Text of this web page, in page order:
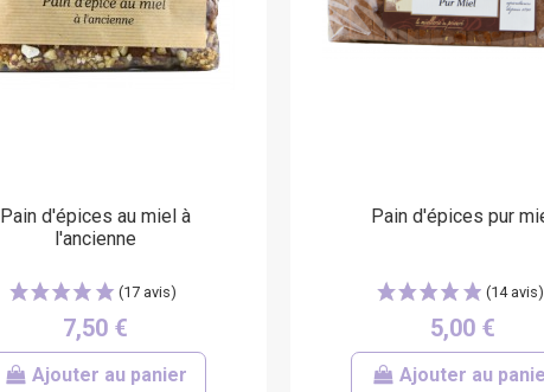
Pain d'épices au miel à
l'ancienne
7,50 €
Ajouter au panier
Pain d'épices pur
5,00 €
Ajouter au